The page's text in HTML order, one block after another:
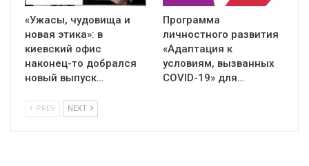
«Ужасы, чудовища и
новая этика»: в
киевский офис
наконец-то добрался
новый выпуск…
Программа
личностного развития
«Адаптация к
условиям, вызванных
СOVID-19» для…
PREV NEXT